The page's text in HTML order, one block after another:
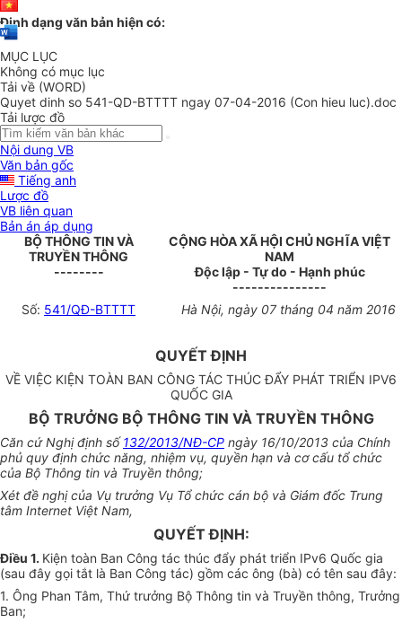
Định dạng văn bản hiện có:
MỤC LỤC
Không có mục lục
Tải về (WORD)
Quyet dinh so 541-QD-BTTTT ngay 07-04-2016 (Con hieu luc).doc
Tải lược đồ
Nội dung VB
Văn bản gốc
Tiếng anh
Lược đồ
VB liên quan
Bản án áp dụng
BỘ THÔNG TIN VÀ
TRUYỀN THÔNG
--------
CỘNG HÒA XÃ HỘI CHỦ NGHĨA VIỆT
NAM
Độc lập - Tự do - Hạnh phúc
---------------
Số: 541/QĐ-BTTTT Hà Nội, ngày 07 tháng 04 năm 2016
QUYẾT ĐỊNH
VỀ VIỆC KIỆN TOÀN BAN CÔNG TÁC THÚC ĐẨY PHÁT TRIỂN IPV6
QUỐC GIA
BỘ TRƯỞNG BỘ THÔNG TIN VÀ TRUYỀN THÔNG
Căn cứ Nghị định số132/2013/NĐ-CP ngày 16/10/2013 của Chính
phủ quy định chức năng, nhiệm vụ, quyền hạn và cơ cấu tổ chức
của Bộ Thông tin và Truyền thông;
Xét đề nghị của Vụ trưởng Vụ Tổ chức cán bộ và Giám đốc Trung
tâm Internet Việt Nam,
QUYẾT ĐỊNH:
Điều 1. Kiện toàn Ban Công tác thúc đẩy phát triển IPv6 Quốc gia
(sau đây gọi tắt là Ban Công tác) gồm các ông (bà) có tên sau đây:
1. Ông Phan Tâm, Thứ trưởng Bộ Thông tin và Truyền thông, Trưởng
Ban;